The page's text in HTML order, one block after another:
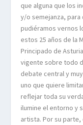
que alguna que los
y/o semejanza,
pudiéramos vernos
estos 25 años de la
Principado de
vigente sobre todo
debate central y
uno que quiere
reflejar toda su
ilumine el entorno y
artista. Por su